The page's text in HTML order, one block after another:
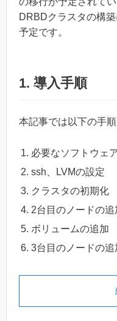
DRBDクラスタの構
予定です。
1. 導入手順
本記事では以下の手
必要なソフトウェ
ssh、LVMの設定
クラスタの初期化
2台目のノードの追
ボリュームの追加
3台目のノードの